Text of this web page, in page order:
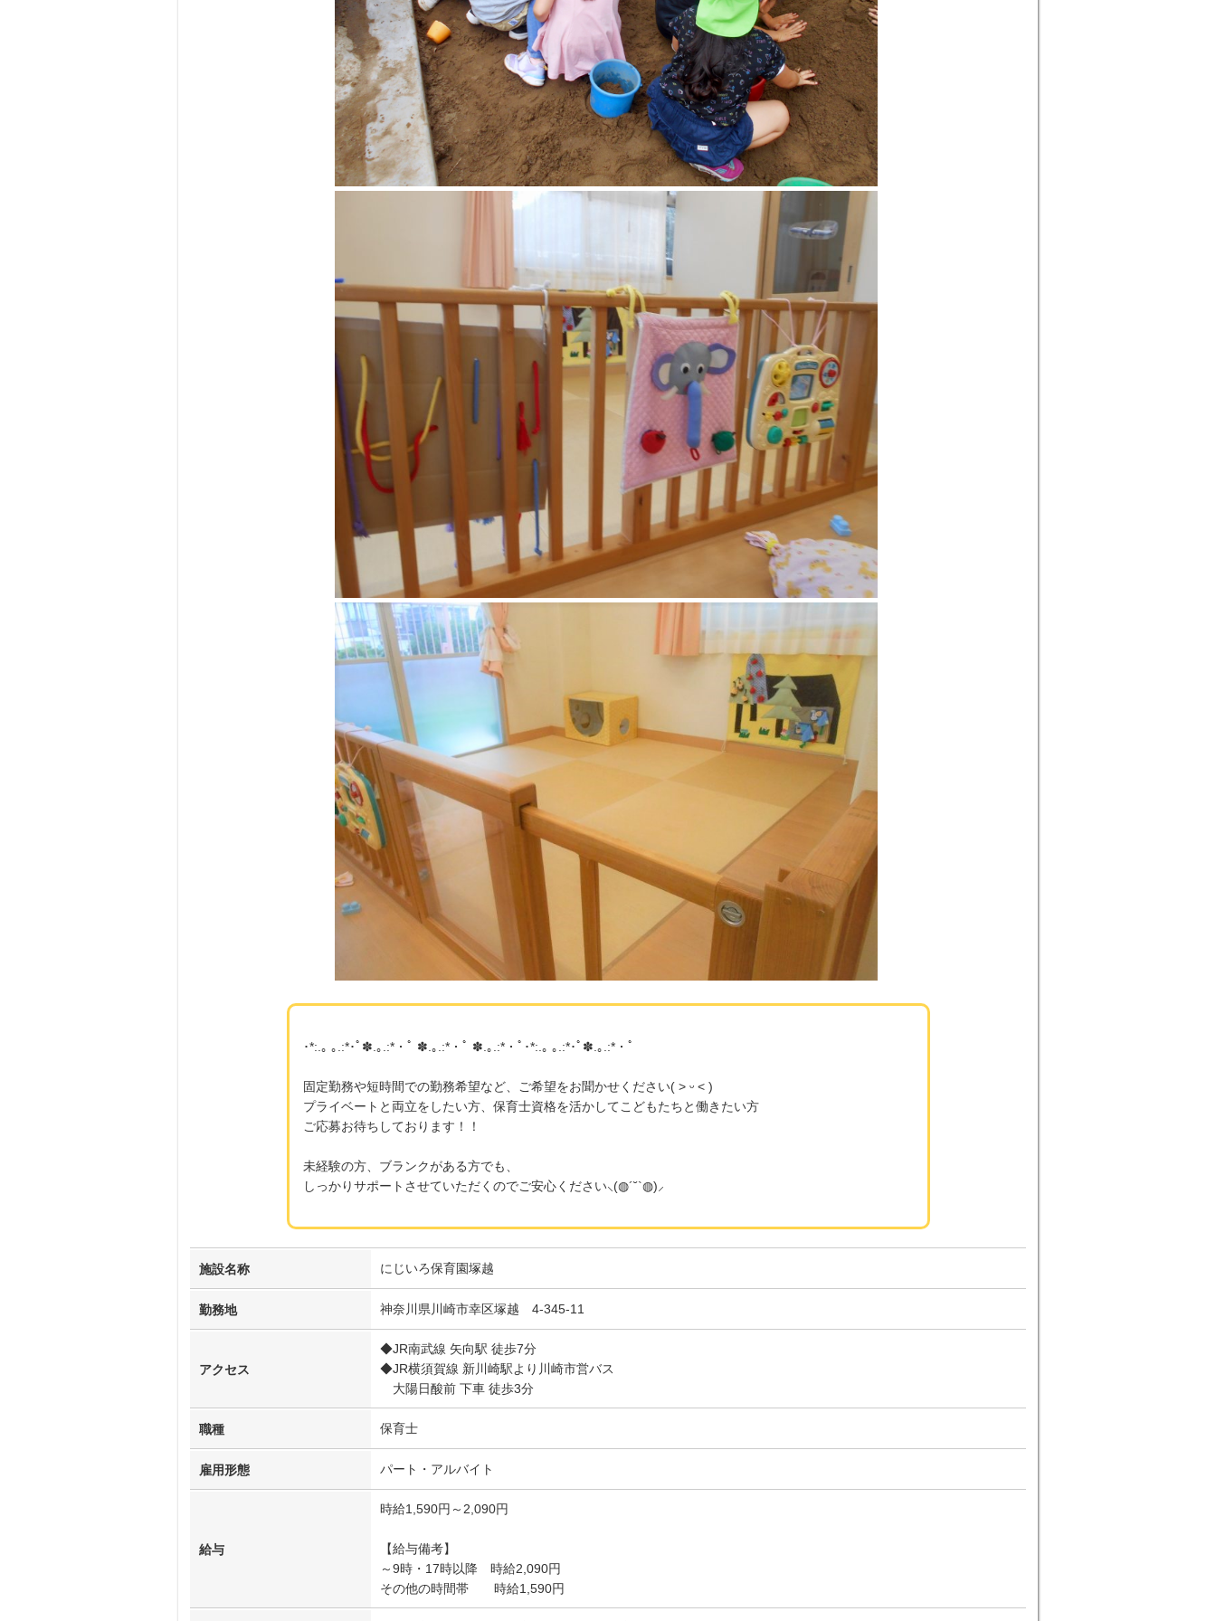
･*:.｡ ｡.:*･ﾟ✽.｡.:*・ﾟ ✽.｡.:*・ﾟ ✽.｡.:*・ﾟ･*:.｡ ｡.:*･ﾟ✽.｡.:*・ﾟ
固定勤務や短時間での勤務希望など、ご希望をお聞かせください( ˃ ᵕ ˂ )
プライベートと両立をしたい方、保育士資格を活かしてこどもたちと働きたい方
ご応募お待ちしております！！
未経験の方、ブランクがある方でも、
しっかりサポートさせていただくのでご安心ください⸜(◍´˘`◍)⸝
施設名称 にじいろ保育園塚越
勤務地 神奈川県川崎市幸区塚越 4-345-11
アクセス
◆JR南武線 矢向駅 徒歩7分
◆JR横須賀線 新川崎駅より川崎市営バス
大陽日酸前 下車 徒歩3分
職種 保育士
雇用形態 パート・アルバイト
給与
時給1,590円～2,090円
【給与備考】
～9時・17時以降 時給2,090円
その他の時間帯 時給1,590円